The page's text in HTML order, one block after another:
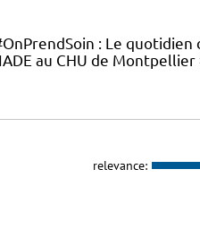
: Le quotidien
au CHU de Montpellier
relevance: